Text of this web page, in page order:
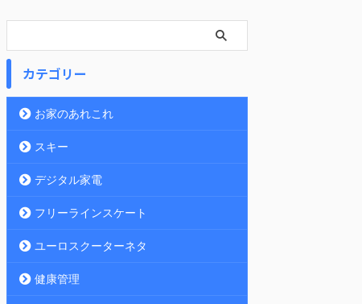
カテゴリー
お家のあれこれ
スキー
デジタル家電
フリーラインスケート
ユーロスクーターネタ
健康管理